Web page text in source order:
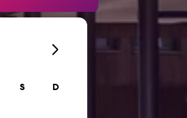
S D